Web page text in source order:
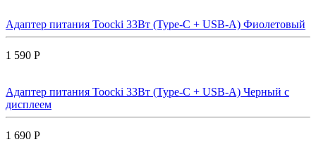
Адаптер питания Toocki 33Вт (Type-C + USB-A) Фиолетовый
1 590 Р
Адаптер питания Toocki 33Вт (Type-C + USB-A) Черный с
дисплеем
1 690 Р